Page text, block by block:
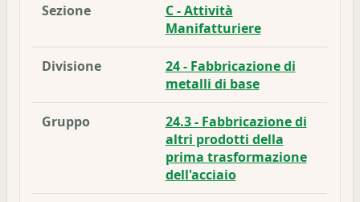
Sezione
C - Attività
Manifatturiere
Divisione
24 - Fabbricazione di
metalli di base
Gruppo
24.3 - Fabbricazione di
altri prodotti della
prima trasformazione
dell'acciaio